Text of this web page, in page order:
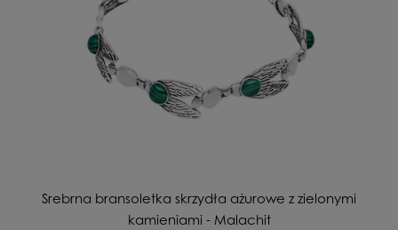
Srebrna bransoletka skrzydła ażurowe z zielonymi
kamieniami - Malachit